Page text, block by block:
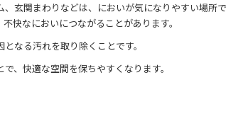
玄関まわりなどは、においが気になりやすい場所で
快なにおいにつながることがあります。
なる汚れを取り除くことです。
、快適な空間を保ちやすくなります。